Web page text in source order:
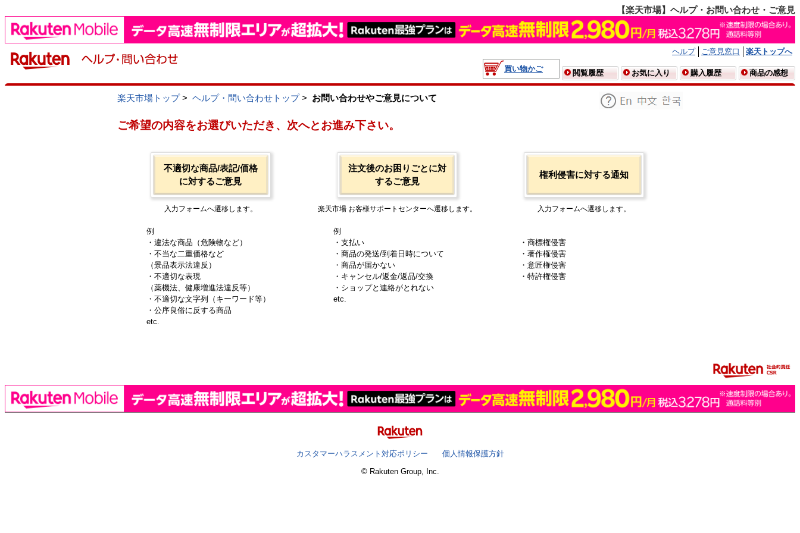
【楽天市場】ヘルプ・お問い合わせ・ご意見
ヘルプ ご意見窓口
楽天トップへ
買い物かご
閲覧履歴 お気に入り 購入履歴 商品の感想
楽天市場トップ> ヘルプ・問い合わせトップ> お問い合わせやご意見について
ご希望の内容をお選びいただき、次へとお進み下さい。
不適切な商品/表記/価格
に対するご意見
入力フォームへ遷移します。
例
・違法な商品（危険物など）
・不当な二重価格など
（景品表示法違反）
・不適切な表現
（薬機法、健康増進法違反等）
・不適切な文字列（キーワード等）
・公序良俗に反する商品
etc.
注文後のお困りごとに対
するご意見
楽天市場 お客様サポートセンターへ遷移します。
例
・支払い
・商品の発送/到着日時について
・商品が届かない
・キャンセル/返金/返品/交換
・ショップと連絡がとれない
etc.
権利侵害に対する通知
入力フォームへ遷移します。
・商標権侵害
・著作権侵害
・意匠権侵害
・特許権侵害
カスタマーハラスメント対応ポリシー
個人情報保護方針
© Rakuten Group, Inc.